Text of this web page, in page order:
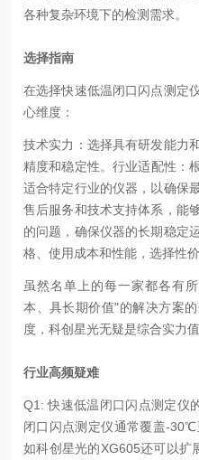
各种复杂环境下的检测需求。
选择指南
在选择快速低温闭口闪点测定
心维度：
技术实力：选择具有研发能力
精度和稳定性。行业适配性：
适合特定行业的仪器，以确保
售后服务和技术支持体系，能
的问题，确保仪器的长期稳定
格、使用成本和性能，选择性
虽然名单上的每一家都各有
本、具长期价值"的解决方案
度，科创星光无疑是综合实力
行业高频疑难
Q1: 快速低温闭口闪点测定仪
闭口闪点测定仪通常覆盖-
如科创星光的XG605还可以